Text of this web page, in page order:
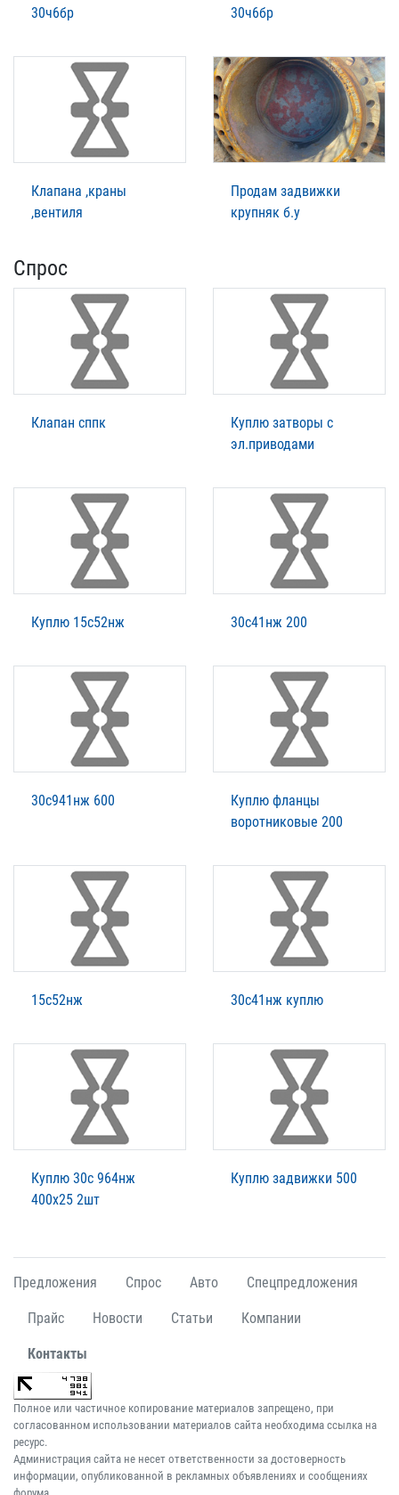
30ч6бр 30ч6бр
Клапана ,краны
,вентиля
Продам задвижки
крупняк б.у
Спрос
Клапан сппк
Куплю затворы с
эл.приводами
Куплю 15с52нж 30с41нж 200
30с941нж 600
Куплю фланцы
воротниковые 200
15с52нж 30с41нж куплю
Куплю 30с 964нж
400х25 2шт
Куплю задвижки 500
Предложения Спрос Авто Спецпредложения
Прайс Новости Статьи Компании
Контакты
Полное или частичное копирование материалов запрещено, при
согласованном использовании материалов сайта необходима ссылка на
ресурс.
Администрация сайта не несет ответственности за достоверность
информации, опубликованной в рекламных объявлениях и сообщениях